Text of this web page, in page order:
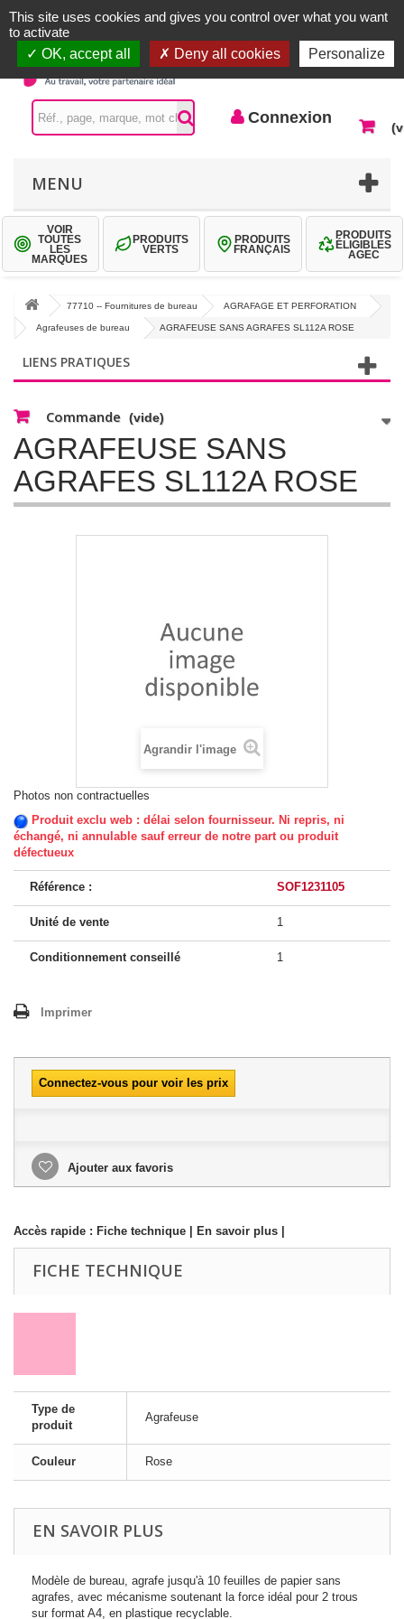
Contactez-nous
Connexion
MENU
VOIR
TOUTES
LES
MARQUES
PRODUITS
VERTS
PRODUITS
FRANÇAIS
PRODUITS
ÉLIGIBLES
AGEC
77710 -- Fournitures de bureau AGRAFAGE ET PERFORATION
Agrafeuses de bureau AGRAFEUSE SANS AGRAFES SL112A ROSE
LIENS PRATIQUES
Commande (vide)
AGRAFEUSE SANS
AGRAFES SL112A ROSE
Agrandir l'image
Photos non contractuelles
Produit exclu web : délai selon fournisseur. Ni repris, ni
échangé, ni annulable sauf erreur de notre part ou produit
défectueux
Référence : SOF1231105
Unité de vente 1
Conditionnement conseillé 1
Imprimer
Connectez-vous pour voir les prix
Ajouter aux favoris
Accès rapide : Fiche technique En savoir plus
FICHE TECHNIQUE
Type de
produit
Agrafeuse
Couleur Rose
EN SAVOIR PLUS
Modèle de bureau, agrafe jusqu'à 10 feuilles de papier sans
agrafes, avec mécanisme soutenant la force idéal pour 2 trous
sur format A4, en plastique recyclable.
This site uses cookies and gives you control over what you want
to activate
OK, accept all
Deny all cookies Personalize